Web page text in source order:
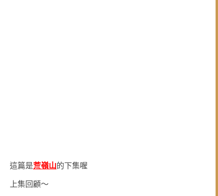
這篇是荒嶺山的下集喔
上集回顧～